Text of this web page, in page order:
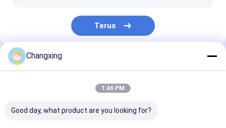
Terus
Kategori Kami
Changxing
1:46 PM
Good day, what product are you looking for?